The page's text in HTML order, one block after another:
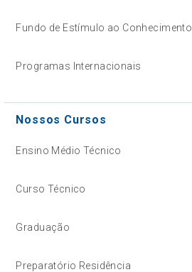
Fundo de Estímulo ao Conhecimento
Programas Internacionais
Nossos Cursos
Ensino Médio Técnico
Curso Técnico
Graduação
Preparatório Residência